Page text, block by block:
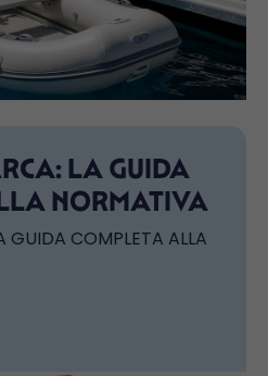
LA GUIDA
NORMATIVA
GUIDA COMPLETA ALLA